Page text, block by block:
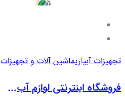
تجهیزات آبیاریماشین آلات و تجهیزات
فروشگاه اینترنتی لوازم آب...